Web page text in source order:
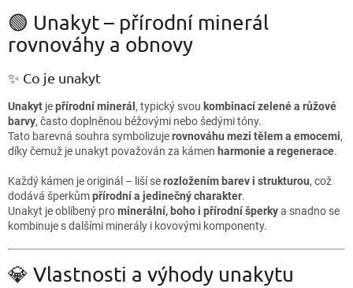
🟢 Unakyt – přírodní minerál
rovnováhy a obnovy
✨ Co je unakyt
Unakyt jepřírodní minerál , typický svou kombinací zelené a růžové
barvy, často doplněnou béžovými nebo šedými tóny.
Tato barevná souhra symbolizujerovnováhu mezi tělem a emocemi,
díky čemuž je unakyt považován za kámen harmonie a regenerace.
Každý kámen je originál – liší serozložením barev i strukturou, což
dodává šperkůmpřírodní a jedinečný charakter.
Unakyt je oblíbený prominerální, boho i přírodní šperkya snadno se
kombinuje s dalšími minerály i kovovými komponenty.
💎 Vlastnosti a výhody unakytu